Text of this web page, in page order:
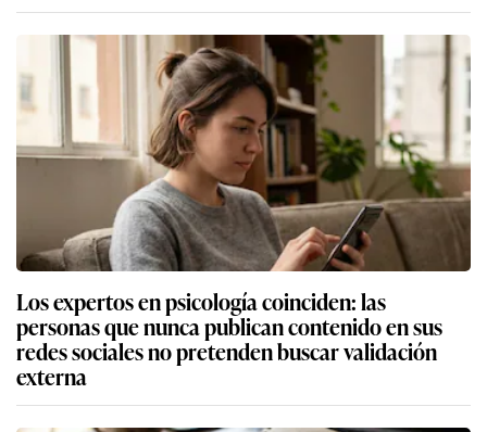
Los expertos en psicología coinciden: las
personas que nunca publican contenido en sus
redes sociales no pretenden buscar validación
externa